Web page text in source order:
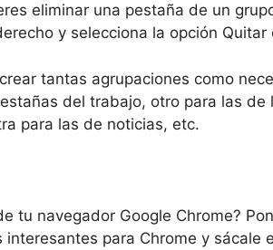
eliminar una pestaña de un
y selecciona la opción Quitar
tantas agrupaciones como
del trabajo, otro para las de
para las de noticias, etc.
tu navegador Google Chrome?
interesantes para Chrome y sácale